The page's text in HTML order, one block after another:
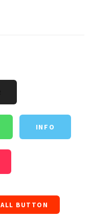
INFO
BUTTON